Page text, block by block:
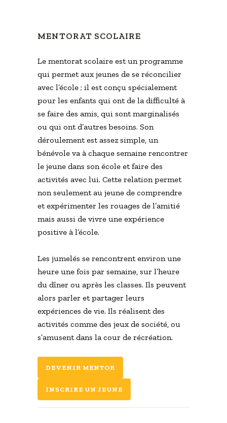
MENTORAT SCOLAIRE
Le mentorat scolaire est un programme
qui permet aux jeunes de se réconcilier
avec l’école ; il est conçu spécialement
pour les enfants qui ont de la difficulté à
se faire des amis, qui sont marginalisés
ou qui ont d’autres besoins. Son
déroulement est assez simple, un
bénévole va à chaque semaine rencontrer
le jeune dans son école et faire des
activités avec lui. Cette relation permet
non seulement au jeune de comprendre
et expérimenter les rouages de l’amitié
mais aussi de vivre une expérience
positive à l’école.
Les jumelés se rencontrent environ une
heure une fois par semaine, sur l’heure
du dîner ou après les classes. Ils peuvent
alors parler et partager leurs
expériences de vie. Ils réalisent des
activités comme des jeux de société, ou
s’amusent dans la cour de récréation.
DEVENIR MENTOR
INSCRIRE UN JEUNE